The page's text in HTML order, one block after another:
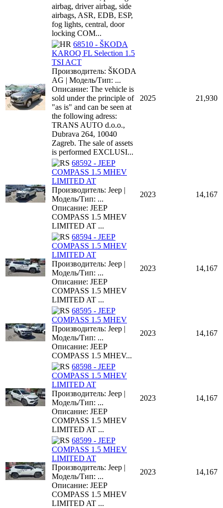
airbag, driver airbag, side
airbags, ASR, EDB, ESP,
fog lights, central, door
locking COM...
68510 - ŠKODA
KAROQ FL Selection 1.5
TSI ACT
Производитель: ŠKODA
AG | Модель/Тип: ...
Описание: The vehicle is
sold under the principle of
"as is" and can be seen at
the following adress:
TRANS AUTO d.o.o.,
Dubrava 264, 10040
Zagreb. The sale of assets
is performed EXCLUSI...
2025 21,930
68592 - JEEP
COMPASS 1.5 MHEV
LIMITED AT
Производитель: Jeep |
Модель/Тип: ...
Описание: JEEP
COMPASS 1.5 MHEV
LIMITED AT ...
2023 14,167
68594 - JEEP
COMPASS 1.5 MHEV
LIMITED AT
Производитель: Jeep |
Модель/Тип: ...
Описание: JEEP
COMPASS 1.5 MHEV
LIMITED AT ...
2023 14,167
68595 - JEEP
COMPASS 1.5 MHEV
Производитель: Jeep |
Модель/Тип: ...
Описание: JEEP
COMPASS 1.5 MHEV...
2023 14,167
68598 - JEEP
COMPASS 1.5 MHEV
LIMITED AT
Производитель: Jeep |
Модель/Тип: ...
Описание: JEEP
COMPASS 1.5 MHEV
LIMITED AT ...
2023 14,167
68599 - JEEP
COMPASS 1.5 MHEV
LIMITED AT
Производитель: Jeep |
Модель/Тип: ...
Описание: JEEP
COMPASS 1.5 MHEV
LIMITED AT ...
2023 14,167